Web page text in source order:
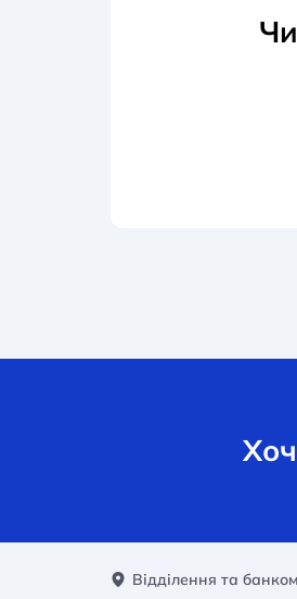
Відділення та